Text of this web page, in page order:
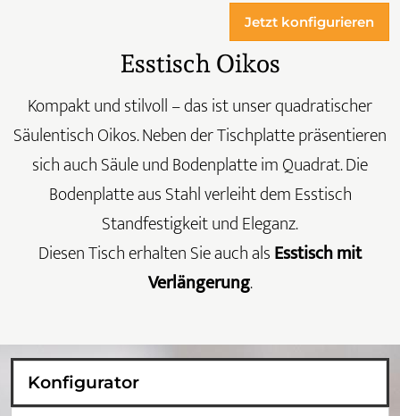
Jetzt konfigurieren
Esstisch Oikos
Kompakt und stilvoll – das ist unser quadratischer
Säulentisch Oikos. Neben der Tischplatte präsentieren
sich auch Säule und Bodenplatte im Quadrat. Die
Bodenplatte aus Stahl verleiht dem Esstisch
Standfestigkeit und Eleganz.
Diesen Tisch erhalten Sie auch alsEsstisch mit
Verlängerung.
Konfigurator